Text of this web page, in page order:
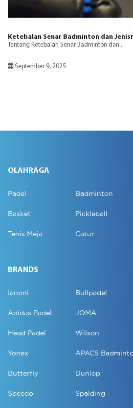
Ketebalan Senar Badminton dan
Tentang Ketebalan Senar Badminton dan...
September 9, 2025
OLAHRAGA
Padel Badminton
Basket Pickleball
Tenis Meja Catur
BRANDS
Ianoni Bullpadel
Adidas Padel JOMA
Head Padel Wilson
Yonex APACS
Butterfly Dunlop
Speedo Spalding